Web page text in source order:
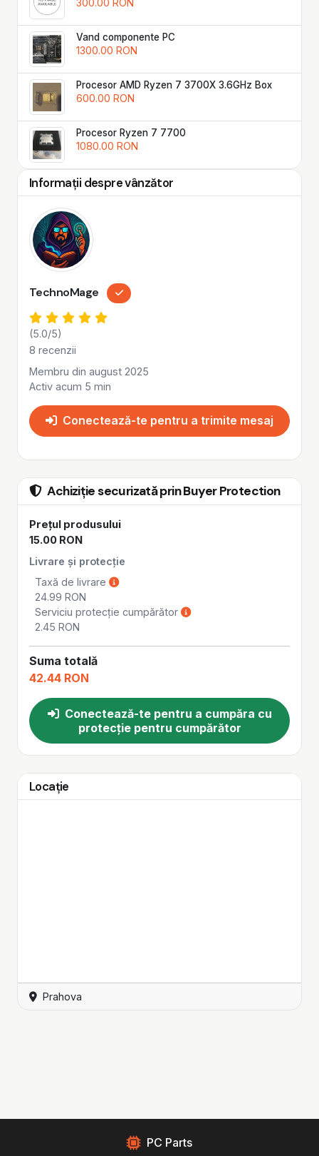
300.00 RON
Vand componente PC
1300.00 RON
Procesor AMD Ryzen 7 3700X 3.6GHz Box
600.00 RON
Procesor Ryzen 7 7700
1080.00 RON
Informații despre vânzător
TechnoMage
(5.0/5)
8 recenzii
Membru din august 2025
Activ acum 5 min
Conectează-te pentru a trimite mesaj
Achiziție securizată prin Buyer Protection
Prețul produsului
15.00 RON
Livrare și protecție
Taxă de livrare
24.99 RON
Serviciu protecție cumpărător
2.45 RON
Suma totală
42.44 RON
Conectează-te pentru a cumpăra cu
protecție pentru cumpărător
Locație
Prahova
PC Parts